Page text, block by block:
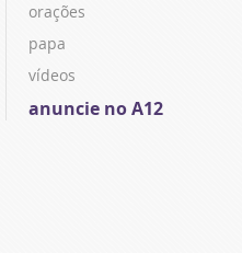
orações
papa
vídeos
anuncie no A12